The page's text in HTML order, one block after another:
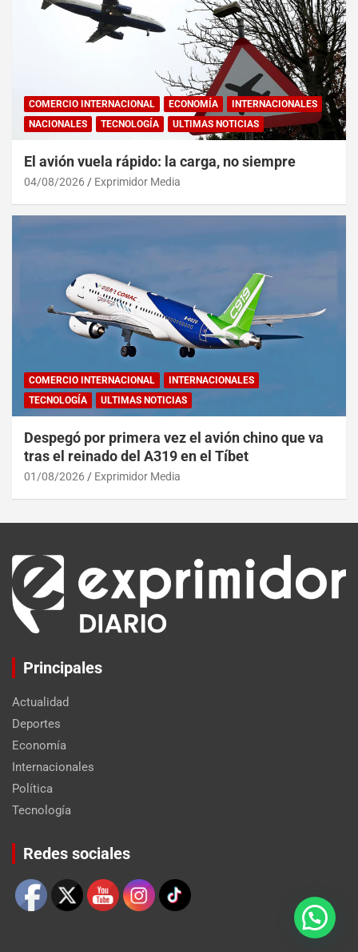
COMERCIO INTERNACIONAL ECONOMÍA
INTERNACIONALES
NACIONALES
TECNOLOGÍA ULTIMAS NOTICIAS
El avión vuela rápido: la carga, no siempre
04/08/2026 Exprimidor Media
COMERCIO INTERNACIONAL
INTERNACIONALES
TECNOLOGÍA
ULTIMAS NOTICIAS
Despegó por primera vez el avión chino que va
tras el reinado del A319 en el Tíbet
01/08/2026 Exprimidor Media
Principales
Actualidad
Deportes
Economía
Internacionales
Política
Tecnología
Redes sociales